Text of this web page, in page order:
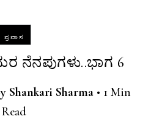
ಪ್ರವಾಸ
ನೆನಪುಗಳು..ಭಾಗ 6
Shankari Sharma • 1 Min
Read